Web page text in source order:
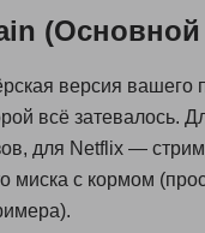
версия вашего
всё затевалось.
для Netflix —
миска с кормом